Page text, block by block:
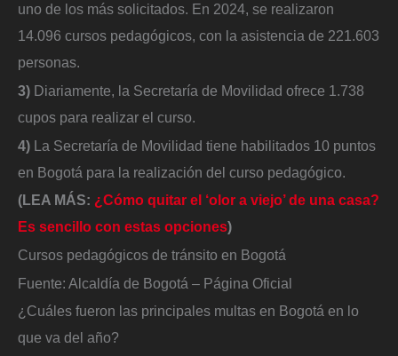
uno de los más solicitados. En 2024, se realizaron
14.096 cursos pedagógicos, con la asistencia de 221.603
personas.
3) Diariamente, la Secretaría de Movilidad ofrece 1.738
cupos para realizar el curso.
4) La Secretaría de Movilidad tiene habilitados 10 puntos
en Bogotá para la realización del curso pedagógico.
(LEA MÁS: ¿Cómo quitar el ‘olor a viejo’ de una casa?
Es sencillo con estas opciones)
Cursos pedagógicos de tránsito en Bogotá
Fuente: Alcaldía de Bogotá – Página Oficial
¿Cuáles fueron las principales multas en Bogotá en lo
que va del año?